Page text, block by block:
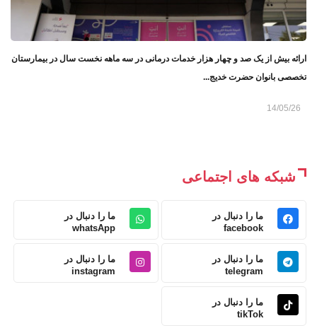
ارائه بیش از یک صد و چهار هزار خدمات درمانی در سه ‌ماهه نخست سال در بیمارستان
تخصصی بانوان حضرت خدیج...
14/05/26
شبکه های اجتماعی
ما را دنبال در
facebook
ما را دنبال در
whatsApp
ما را دنبال در
telegram
ما را دنبال در
instagram
ما را دنبال در
tikTok